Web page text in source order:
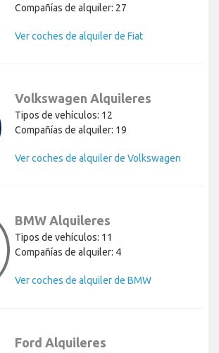
Compañías de alquiler: 27
Ver coches de alquiler de Fiat
Volkswagen Alquileres
Tipos de vehículos: 12
Compañías de alquiler: 19
Ver coches de alquiler de Volkswagen
BMW Alquileres
Tipos de vehículos: 11
Compañías de alquiler: 4
Ver coches de alquiler de BMW
Ford Alquileres